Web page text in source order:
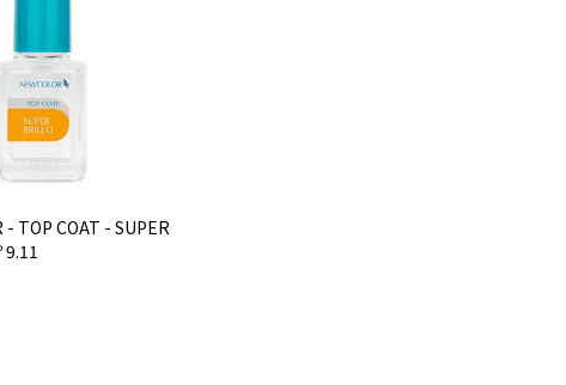
- TOP COAT - SUPER
9.11